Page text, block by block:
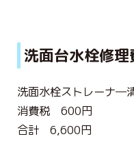
洗面台水栓修理
洗面水栓ストレーナ
消費税 600円
合計 6,600円